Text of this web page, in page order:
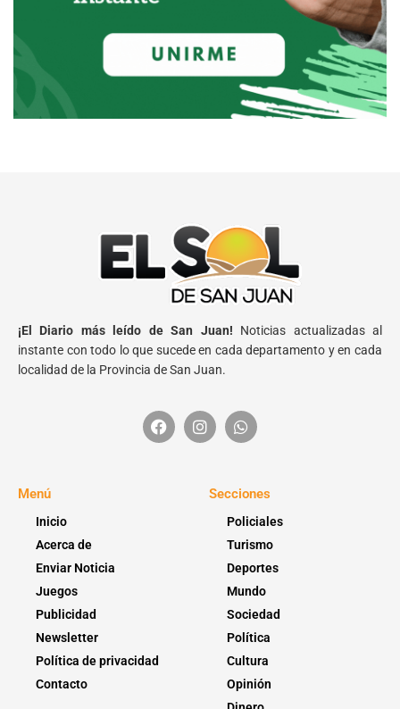
¡El Diario más leído de San Juan! Noticias actualizadas al
instante con todo lo que sucede en cada departamento y en cada
localidad de la Provincia de San Juan.
Menú
Inicio
Acerca de
Enviar Noticia
Juegos
Publicidad
Newsletter
Política de privacidad
Contacto
Secciones
Policiales
Turismo
Deportes
Mundo
Sociedad
Política
Cultura
Opinión